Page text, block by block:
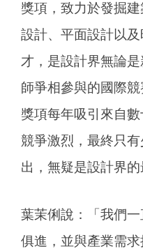
獎項，致力於發掘
設計、平面設計以
才，是設計界無論
師爭相參與的國際
獎項每年吸引來自
競爭激烈，最終只
出，無疑是設計界的
葉茉俐說：「我們
俱進，並與產業需